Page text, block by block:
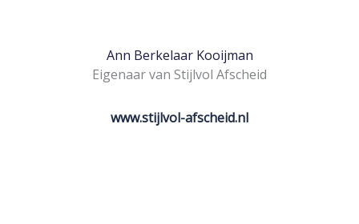
Ann Berkelaar Kooijman
Eigenaar van Stijlvol Afscheid
www.stijlvol-afscheid.nl